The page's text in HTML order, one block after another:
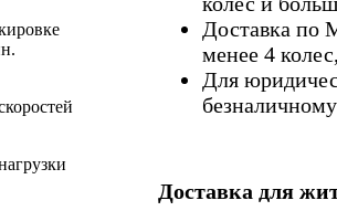
Доставка по
менее 4
Для
Доставка для